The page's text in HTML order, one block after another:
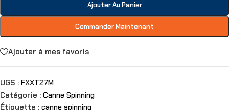
Ajouter Au Panier
Commander Maintenant
Ajouter à mes favoris
UGS : FXXT27M
Catégorie : Canne Spinning
Étiquette : canne spinning